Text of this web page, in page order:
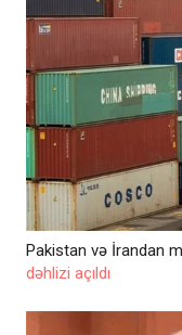
Pakistan və İrandan
dəhlizi açıldı